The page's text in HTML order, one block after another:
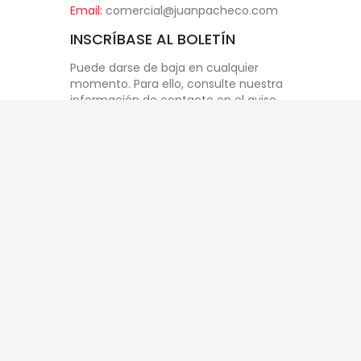
Email: comercial@juanpacheco.com
INSCRÍBASE AL BOLETÍN
Puede darse de baja en cualquier
momento. Para ello, consulte nuestra
información de contacto en el aviso